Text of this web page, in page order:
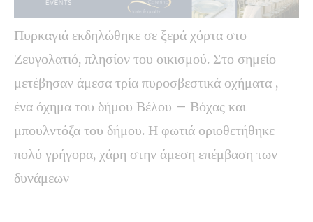
Πυρκαγιά εκδηλώθηκε σε ξερά χόρτα στο
Ζευγολατιό, πλησίον του οικισμού. Στο σημείο
μετέβησαν άμεσα τρία πυροσβεστικά οχήματα ,
ένα όχημα του δήμου Βέλου – Βόχας και
μπουλντόζα του δήμου. Η φωτιά οριοθετήθηκε
πολύ γρήγορα, χάρη στην άμεση επέμβαση των
δυνάμεων